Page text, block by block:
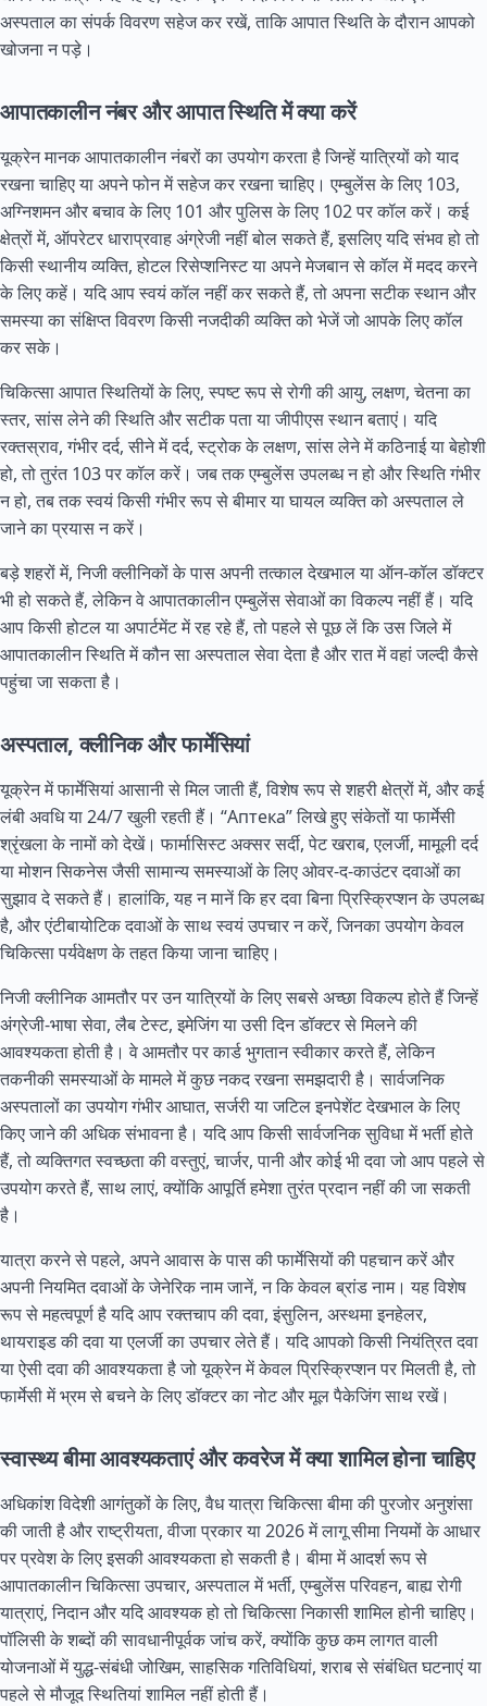
अस्पताल का संपर्क विवरण सहेज कर रखें, ताकि आपात स्थिति के दौरान आपको
खोजना न पड़े।
आपातकालीन नंबर और आपात स्थिति में क्या करें
यूक्रेन मानक आपातकालीन नंबरों का उपयोग करता है जिन्हें यात्रियों को याद
रखना चाहिए या अपने फोन में सहेज कर रखना चाहिए। एम्बुलेंस के लिए 103,
अग्निशमन और बचाव के लिए 101 और पुलिस के लिए 102 पर कॉल करें। कई
क्षेत्रों में, ऑपरेटर धाराप्रवाह अंग्रेजी नहीं बोल सकते हैं, इसलिए यदि संभव हो तो
किसी स्थानीय व्यक्ति, होटल रिसेप्शनिस्ट या अपने मेजबान से कॉल में मदद करने
के लिए कहें। यदि आप स्वयं कॉल नहीं कर सकते हैं, तो अपना सटीक स्थान और
समस्या का संक्षिप्त विवरण किसी नजदीकी व्यक्ति को भेजें जो आपके लिए कॉल
कर सके।
चिकित्सा आपात स्थितियों के लिए, स्पष्ट रूप से रोगी की आयु, लक्षण, चेतना का
स्तर, सांस लेने की स्थिति और सटीक पता या जीपीएस स्थान बताएं। यदि
रक्तस्राव, गंभीर दर्द, सीने में दर्द, स्ट्रोक के लक्षण, सांस लेने में कठिनाई या बेहोशी
हो, तो तुरंत 103 पर कॉल करें। जब तक एम्बुलेंस उपलब्ध न हो और स्थिति गंभीर
न हो, तब तक स्वयं किसी गंभीर रूप से बीमार या घायल व्यक्ति को अस्पताल ले
जाने का प्रयास न करें।
बड़े शहरों में, निजी क्लीनिकों के पास अपनी तत्काल देखभाल या ऑन-कॉल डॉक्टर
भी हो सकते हैं, लेकिन वे आपातकालीन एम्बुलेंस सेवाओं का विकल्प नहीं हैं। यदि
आप किसी होटल या अपार्टमेंट में रह रहे हैं, तो पहले से पूछ लें कि उस जिले में
आपातकालीन स्थिति में कौन सा अस्पताल सेवा देता है और रात में वहां जल्दी कैसे
पहुंचा जा सकता है।
अस्पताल, क्लीनिक और फार्मेसियां
यूक्रेन में फार्मेसियां आसानी से मिल जाती हैं, विशेष रूप से शहरी क्षेत्रों में, और कई
लंबी अवधि या 24/7 खुली रहती हैं। “Аптека” लिखे हुए संकेतों या फार्मेसी
श्रृंखला के नामों को देखें। फार्मासिस्ट अक्सर सर्दी, पेट खराब, एलर्जी, मामूली दर्द
या मोशन सिकनेस जैसी सामान्य समस्याओं के लिए ओवर-द-काउंटर दवाओं का
सुझाव दे सकते हैं। हालांकि, यह न मानें कि हर दवा बिना प्रिस्क्रिप्शन के उपलब्ध
है, और एंटीबायोटिक दवाओं के साथ स्वयं उपचार न करें, जिनका उपयोग केवल
चिकित्सा पर्यवेक्षण के तहत किया जाना चाहिए।
निजी क्लीनिक आमतौर पर उन यात्रियों के लिए सबसे अच्छा विकल्प होते हैं जिन्हें
अंग्रेजी-भाषा सेवा, लैब टेस्ट, इमेजिंग या उसी दिन डॉक्टर से मिलने की
आवश्यकता होती है। वे आमतौर पर कार्ड भुगतान स्वीकार करते हैं, लेकिन
तकनीकी समस्याओं के मामले में कुछ नकद रखना समझदारी है। सार्वजनिक
अस्पतालों का उपयोग गंभीर आघात, सर्जरी या जटिल इनपेशेंट देखभाल के लिए
किए जाने की अधिक संभावना है। यदि आप किसी सार्वजनिक सुविधा में भर्ती होते
हैं, तो व्यक्तिगत स्वच्छता की वस्तुएं, चार्जर, पानी और कोई भी दवा जो आप पहले से
उपयोग करते हैं, साथ लाएं, क्योंकि आपूर्ति हमेशा तुरंत प्रदान नहीं की जा सकती
है।
यात्रा करने से पहले, अपने आवास के पास की फार्मेसियों की पहचान करें और
अपनी नियमित दवाओं के जेनेरिक नाम जानें, न कि केवल ब्रांड नाम। यह विशेष
रूप से महत्वपूर्ण है यदि आप रक्तचाप की दवा, इंसुलिन, अस्थमा इनहेलर,
थायराइड की दवा या एलर्जी का उपचार लेते हैं। यदि आपको किसी नियंत्रित दवा
या ऐसी दवा की आवश्यकता है जो यूक्रेन में केवल प्रिस्क्रिप्शन पर मिलती है, तो
फार्मेसी में भ्रम से बचने के लिए डॉक्टर का नोट और मूल पैकेजिंग साथ रखें।
स्वास्थ्य बीमा आवश्यकताएं और कवरेज में क्या शामिल होना चाहिए
अधिकांश विदेशी आगंतुकों के लिए, वैध यात्रा चिकित्सा बीमा की पुरजोर अनुशंसा
की जाती है और राष्ट्रीयता, वीजा प्रकार या 2026 में लागू सीमा नियमों के आधार
पर प्रवेश के लिए इसकी आवश्यकता हो सकती है। बीमा में आदर्श रूप से
आपातकालीन चिकित्सा उपचार, अस्पताल में भर्ती, एम्बुलेंस परिवहन, बाह्य रोगी
यात्राएं, निदान और यदि आवश्यक हो तो चिकित्सा निकासी शामिल होनी चाहिए।
पॉलिसी के शब्दों की सावधानीपूर्वक जांच करें, क्योंकि कुछ कम लागत वाली
योजनाओं में युद्ध-संबंधी जोखिम, साहसिक गतिविधियां, शराब से संबंधित घटनाएं या
पहले से मौजूद स्थितियां शामिल नहीं होती हैं।